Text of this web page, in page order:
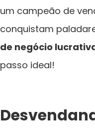
um campeão de
conquistam
de negócio
passo ideal!